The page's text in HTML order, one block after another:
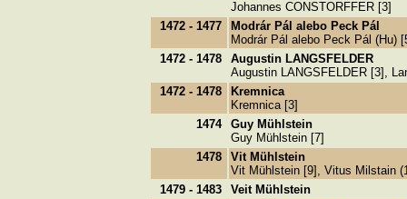
Johannes CONSTORFFER [3]
1472 - 1477
Modrár Pál alebo Peck Pál
Modrár Pál alebo Peck Pál (Hu)
1472 - 1478
Augustin LANGSFELDER
Augustin LANGSFELDER [3],
1472 - 1478
Kremnica
Kremnica [3]
1474 Guy Mühlstein
Guy Mühlstein [7]
1478
Vit Mühlstein
Vit Mühlstein [9], Vitus Milstain
1479 - 1483
Veit Mühlstein